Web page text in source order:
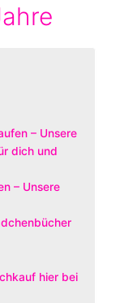
– Unsere
dich und
– Unsere
hier bei